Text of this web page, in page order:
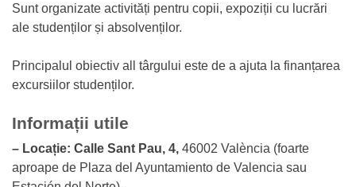
Sunt organizate activități pentru copii, expoziții cu lucrări
ale studenților și absolvenților.
Principalul obiectiv all târgului este de a ajuta la finanțarea
excursiilor studenților.
Informații utile
– Locație: Calle Sant Pau, 4, 46002 València (foarte
aproape de Plaza del Ayuntamiento de Valencia sau